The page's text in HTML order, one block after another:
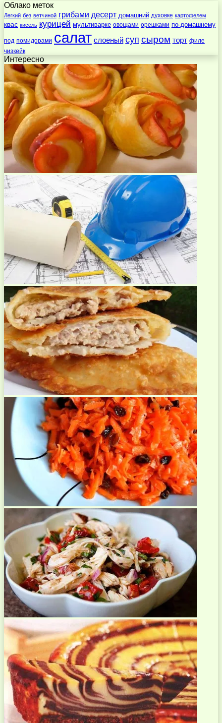
Облако меток
Легкий без ветчиной грибами десерт домашний духовке картофелем
квас кисель курицей мультиварке овощами орешками по-домашнему
под помидорами салат слоеный суп сыром торт филе
чизкейк
Интересно